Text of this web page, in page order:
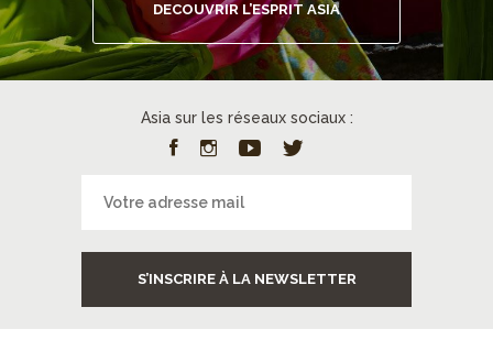
DECOUVRIR L’ESPRIT ASIA
Asia sur les réseaux sociaux :
S’INSCRIRE À LA NEWSLETTER